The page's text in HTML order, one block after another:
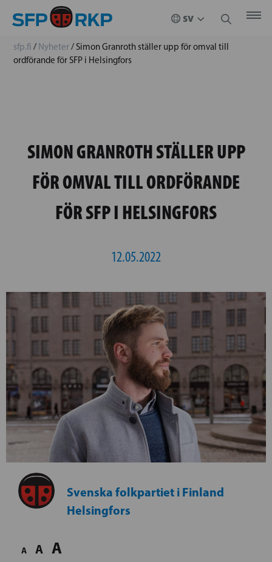
sfp.fi / Nyheter/ Simon Granroth ställer upp för omval till
ordförande för SFP i Helsingfors
SIMON GRANROTH STÄLLER UPP
FÖR OMVAL TILL ORDFÖRANDE
FÖR SFP I HELSINGFORS
12.05.2022
Svenska folkpartiet i Finland
Helsingfors
A A A